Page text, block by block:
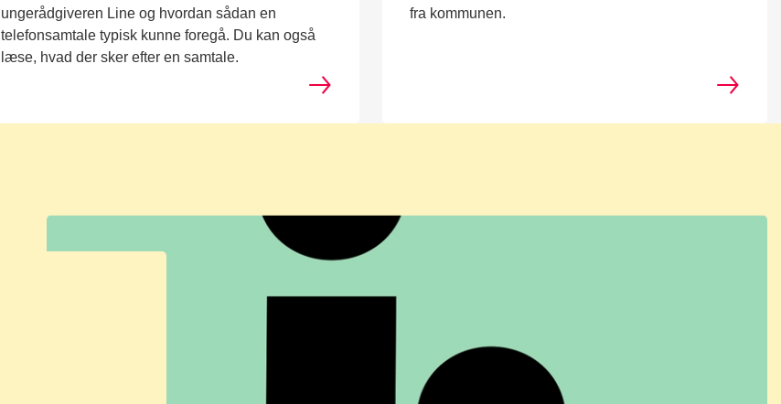
ungerådgiveren Line og hvordan sådan en
telefonsamtale typisk kunne foregå. Du kan også
læse, hvad der sker efter en samtale.
fra kommunen.